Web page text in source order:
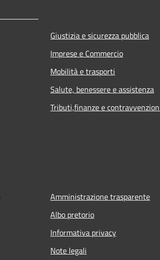
Giustizia e sicurezza pubblica
Imprese e Commercio
Mobilità e trasporti
Salute, benessere e assistenza
Tributi,finanze e
Amministrazione trasparente
Albo pretorio
Informativa privacy
Note legali